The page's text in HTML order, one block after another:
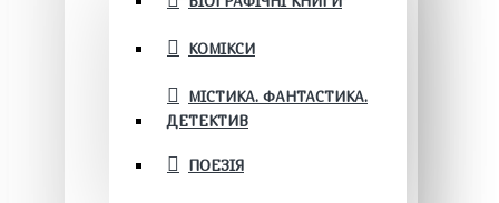
КОМІКСИ
МІСТИКА. ФАНТАСТИКА.
ДЕТЕКТИВ
ПОЕЗІЯ